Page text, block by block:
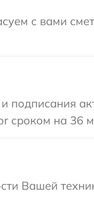
с вами
и
сроком на 36
Вашей